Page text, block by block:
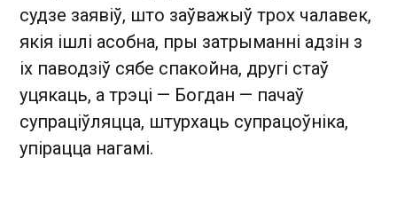
судзе заявіў, што заўважыў трох чалавек,
якія ішлі асобна, пры затрыманні адзін з
іх паводзіў сябе спакойна, другі стаў
уцякаць, а трэці — Богдан — пачаў
супраціўляцца, штурхаць супрацоўніка,
упірацца нагамі.